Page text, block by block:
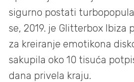
sigurno postati
se, 2019. je Glitterbox Ibiza
za kreiranje emotikona
sakupila oko 10 tisuća
dana privela kraju.